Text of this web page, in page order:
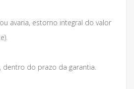
avaria, estorno integral do valor
dentro do prazo da garantia.